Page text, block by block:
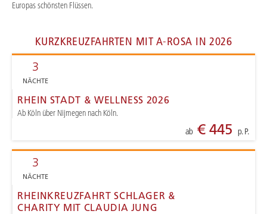
Europas schönsten Flüssen.
KURZKREUZFAHRTEN MIT A-ROSA IN 2026
3
NÄCHTE
RHEIN STADT & WELLNESS 2026
Ab Köln über Nijmegen nach Köln.
ab€ 445 p. P.
3
NÄCHTE
RHEINKREUZFAHRT SCHLAGER &
CHARITY MIT CLAUDIA JUNG